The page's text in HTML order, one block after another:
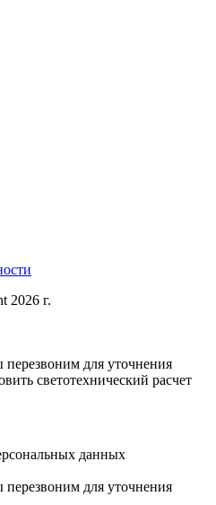
2026 г.
для уточнения
светотехнический расчет
данных
для уточнения